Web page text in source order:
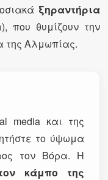
ξηραντήρια
που θυμίζουν την
της Αλμωπίας.
media και της
το ύψωμα
τον Βόρα. Η
κάμπο της